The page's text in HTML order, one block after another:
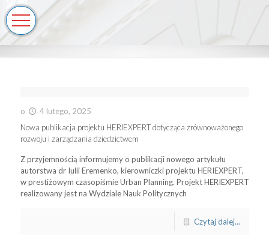
o
4 lutego, 2025
Nowa publikacja projektu HERIEXPERT dotycząca zrównoważonego
rozwoju i zarządzania dziedzictwem
Z przyjemnością informujemy o publikacji nowego artykułu
autorstwa dr Iulii Eremenko, kierowniczki projektu HERIEXPERT,
w prestiżowym czasopiśmie Urban Planning. Projekt HERIEXPERT
realizowany jest na Wydziale Nauk Politycznych
Czytaj dalej...